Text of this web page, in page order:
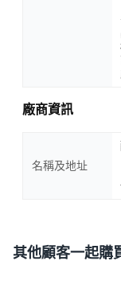
廠商資訊
名稱及地址
其他顧客一起購